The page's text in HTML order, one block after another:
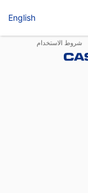
English
شروط الاستخدام